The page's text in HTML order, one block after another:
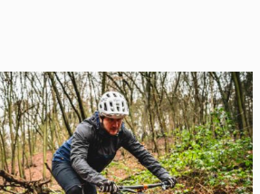
tiers, vous acceptez le dépôt et la
de technologies de suivi
fonctionnement.